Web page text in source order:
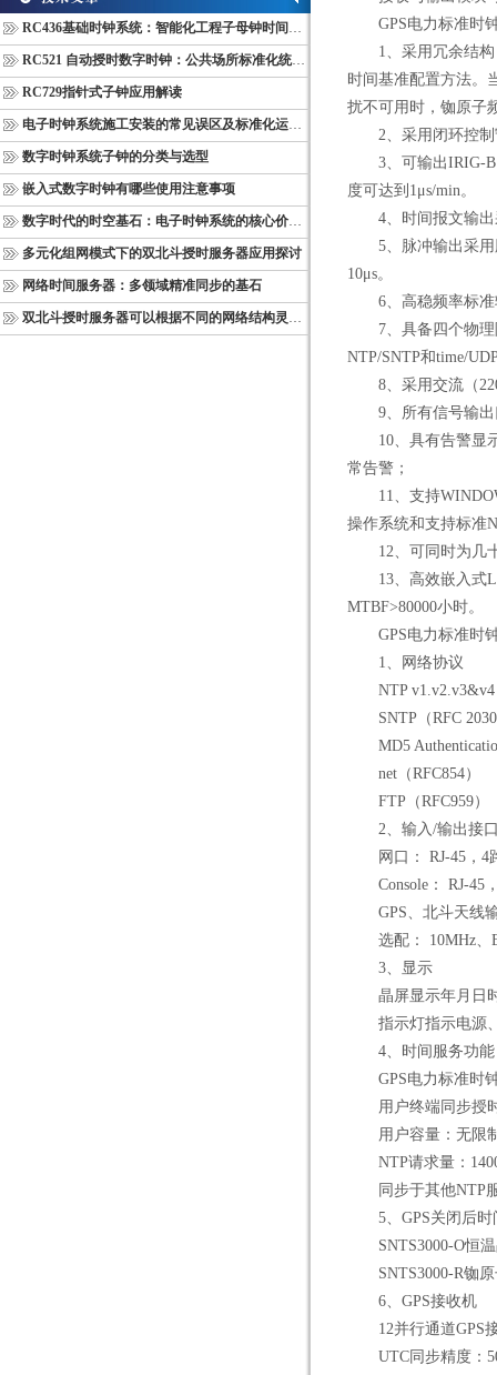
RC436基础时钟系统：智能化工程子母钟时间同步配套设备
RC521 自动授时数字时钟：公共场所标准化统一计时终端
RC729指针式子钟应用解读
电子时钟系统施工安装的常见误区及标准化运维管理规范
数字时钟系统子钟的分类与选型
嵌入式数字时钟有哪些使用注意事项
数字时代的时空基石：电子时钟系统的核心价值与多维意义
多元化组网模式下的双北斗授时服务器应用探讨
网络时间服务器：多领域精准同步的基石
双北斗授时服务器可以根据不同的网络结构灵活部署
GPS电力标准时
1、采用冗余结构
时间基准配置方法。
扰不可用时，铷原子
2、采用闭环控制
3、可输出IRIG-B
度可达到1μs/min。
4、时间报文输出采
5、脉冲输出采用
10μs。
6、高稳频率标准输
7、具备四个物理隔
NTP/SNTP和time/
8、采用交流（
9、所有信号输出
10、具有告警显示
常告警；
11、支持
操作系统和支持标准
12、可同时为几十
13、高效嵌入式
MTBF>80000小时。
GPS电力标准时钟
1、网络协议
NTP v1.v2.v3&v4
SNTP（RFC
MD5
net（RFC854）
FTP（RFC959）
2、输入/输出接
网口： RJ-45，4
Console： RJ-45
GPS、北斗天线输
选配： 10MHz、E1
3、显示
晶屏显示年月日时
指示灯指示电源、
4、时间服务功能
GPS电力标准时钟
用户终端同步授时
用户容量：无限
NTP请求量：
同步于其他NTP
5、GPS关闭后时
SNTS3000-O恒温
SNTS3000-R铷原
6、GPS接收机
12并行通道GPS
UTC同步精度：